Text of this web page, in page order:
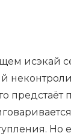
исэкай
предстаёт
Но